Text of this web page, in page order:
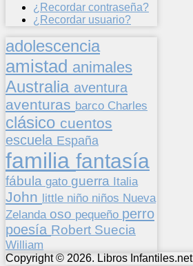
¿Recordar contraseña?
¿Recordar usuario?
adolescencia
amistad animales
Australia aventura
aventuras barco Charles
clásico cuentos
escuela España
familia fantasía
fábula gato guerra Italia
John little niño niños Nueva
Zelanda oso pequeño perro
poesía Robert Suecia
William
Copyright © 2026. Libros Infantiles.net